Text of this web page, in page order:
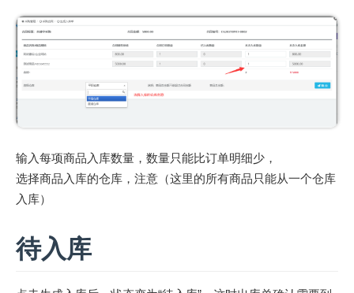
输入每项商品入库数量，数量只能比订单明细少，
选择商品入库的仓库，注意（这里的所有商品只能从一个仓库
入库）
待入库